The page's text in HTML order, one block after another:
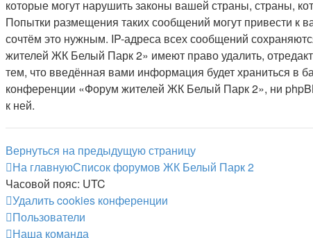
которые могут нарушить законы вашей страны, страны,
Попытки размещения таких сообщений могут привести к
сочтём это нужным. IP-адреса всех сообщений
жителей ЖК Белый Парк 2» имеют право удалить,
тем, что введённая вами информация будет храниться в
конференции «Форум жителей ЖК Белый Парк 2», ни
к ней.
Вернуться на предыдущую страницу
На главнуюСписок форумов ЖК Белый Парк 2
Часовой пояс: UTC
Удалить cookies конференции
Пользователи
Наша команда